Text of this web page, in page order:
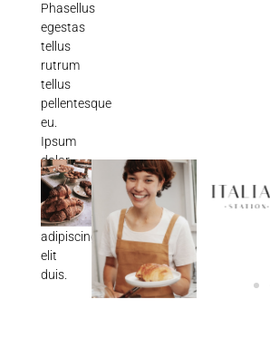
Phasellus
egestas
tellus
rutrum
tellus
pellentesque
eu.
Ipsum
dolor
sit
amet
consectetur
adipiscing
elit
duis.